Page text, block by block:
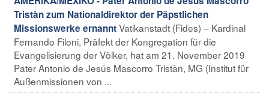
Tristàn zum Nationaldirektor der Päpstlichen
Missionswerke ernanntVatikanstadt (Fides) – Kardinal
Fernando Filoni, Präfekt der Kongregation für die
Evangelisierung der Völker, hat am 21. November 2019
Pater Antonio de Jesús Mascorro Tristàn, MG (Institut für
Außenmissionen von ...